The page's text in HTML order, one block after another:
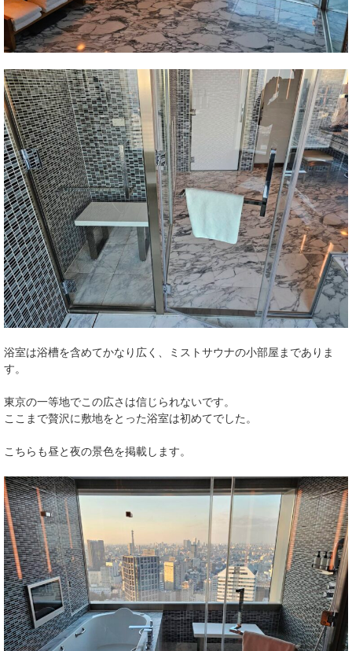
浴室は浴槽を含めてかなり広く、ミストサウナの小部屋までありま
す。
東京の一等地でこの広さは信じられないです。
ここまで贅沢に敷地をとった浴室は初めてでした。
こちらも昼と夜の景色を掲載します。